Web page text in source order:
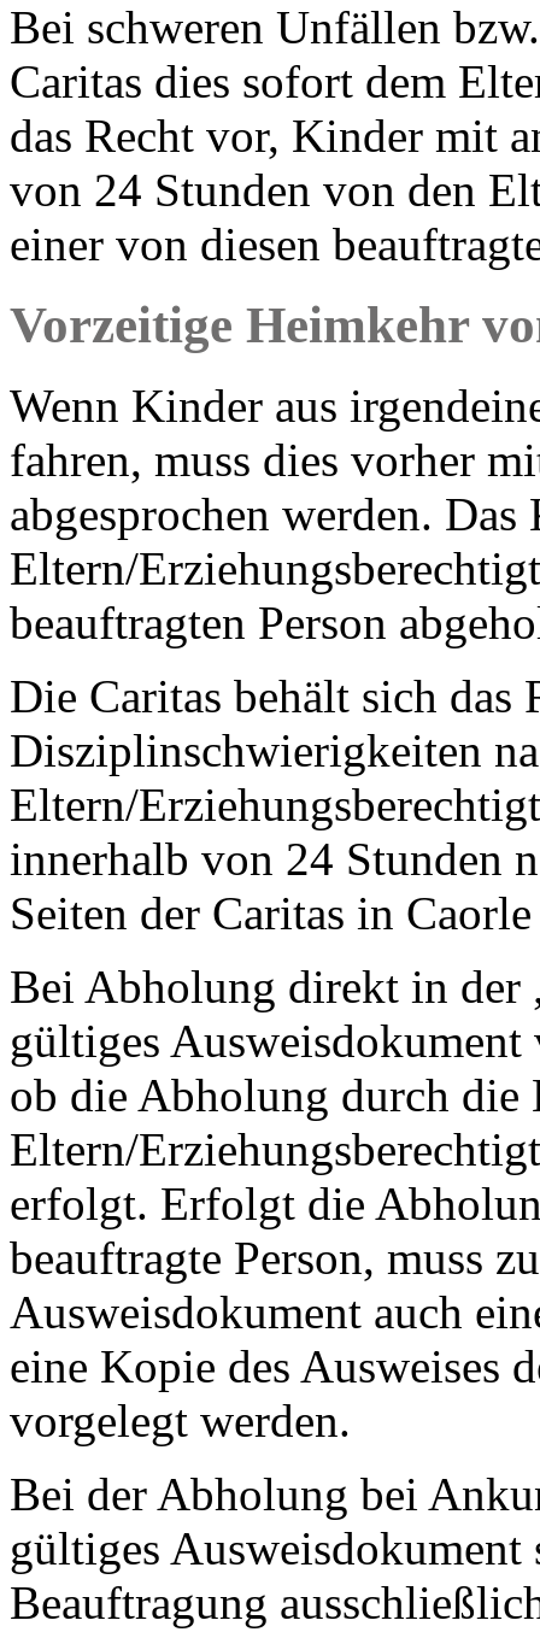
Bei schweren Unfällen
Caritas dies sofort dem
das Recht vor, Kinder mit
von 24 Stunden von den
einer von diesen
Vorzeitige Heimkehr
Wenn Kinder aus
fahren, muss dies vorher
abgesprochen werden.
Eltern/
beauftragten Person
Die Caritas behält sich
Disziplinschwierigkeiten
Eltern/
innerhalb von 24 Stunden
Seiten der Caritas in
Bei Abholung direkt in
gültiges
ob die Abholung durch die
Eltern/
erfolgt. Erfolgt die
beauftragte Person, muss
Ausweisdokument auch
eine Kopie des Ausweises
vorgelegt werden.
Bei der Abholung bei
gültiges
Beauftragung